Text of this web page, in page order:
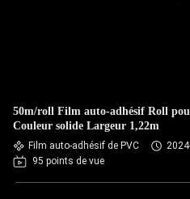
50m/roll Film auto-adhésif Roll
Couleur solide Largeur 1,22m
Film auto-adhésif de PVC
95 points de vue